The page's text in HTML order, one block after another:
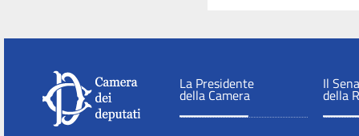
La Presidente
della Camera
Il
della